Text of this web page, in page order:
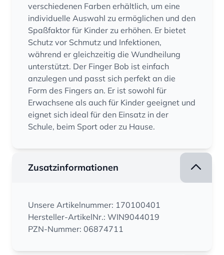
verschiedenen Farben erhältlich, um eine
individuelle Auswahl zu ermöglichen und den
Spaßfaktor für Kinder zu erhöhen. Er bietet
Schutz vor Schmutz und Infektionen,
während er gleichzeitig die Wundheilung
unterstützt. Der Finger Bob ist einfach
anzulegen und passt sich perfekt an die
Form des Fingers an. Er ist sowohl für
Erwachsene als auch für Kinder geeignet und
eignet sich ideal für den Einsatz in der
Schule, beim Sport oder zu Hause.
Zusatzinformationen
Unsere Artikelnummer: 170100401
Hersteller-ArtikelNr.: WIN9044019
PZN-Nummer: 06874711